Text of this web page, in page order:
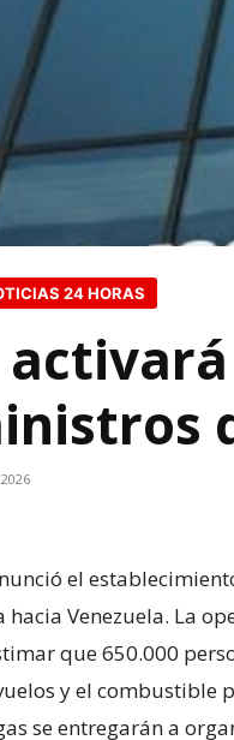
24 HORAS
el
Venezuela. La
que 650.000
y el combustible
se entregarán a